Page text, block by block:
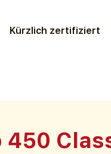
Kürzlich zertifiziert
450